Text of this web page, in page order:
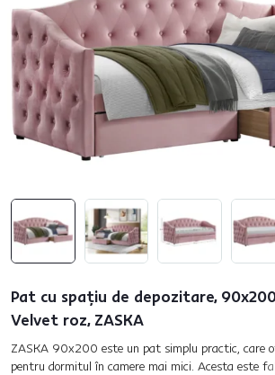
Pat cu spaţiu de depozitare,
Velvet roz, ZASKA
ZASKA 90x200 este un pat simplu practic, care
pentru dormitul în camere mai mici. Acesta este